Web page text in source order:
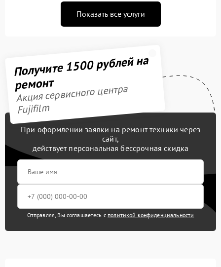
Показать все услуги
Получите 1500 рублей на
ремонт
Акция сервисного центра
Fujifilm
При оформлении заявки на ремонт техники через
сайт,
действует персональная бессрочная скидка
Отправляя, Вы соглашаетесь с политикой конфиденциальности